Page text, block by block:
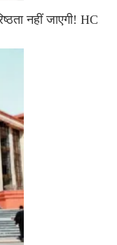
नहीं जाएगी! HC